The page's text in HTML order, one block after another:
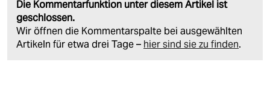
Die Kommentarfunktion unter diesem Artikel ist
geschlossen.
Wir öffnen die Kommentarspalte bei ausgewählten
Artikeln für etwa drei Tage – hier sind sie zu finden.